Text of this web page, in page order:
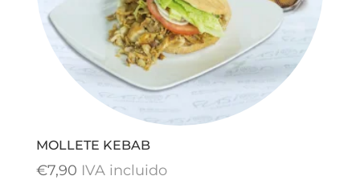
MOLLETE KEBAB
€7,90 IVA incluido